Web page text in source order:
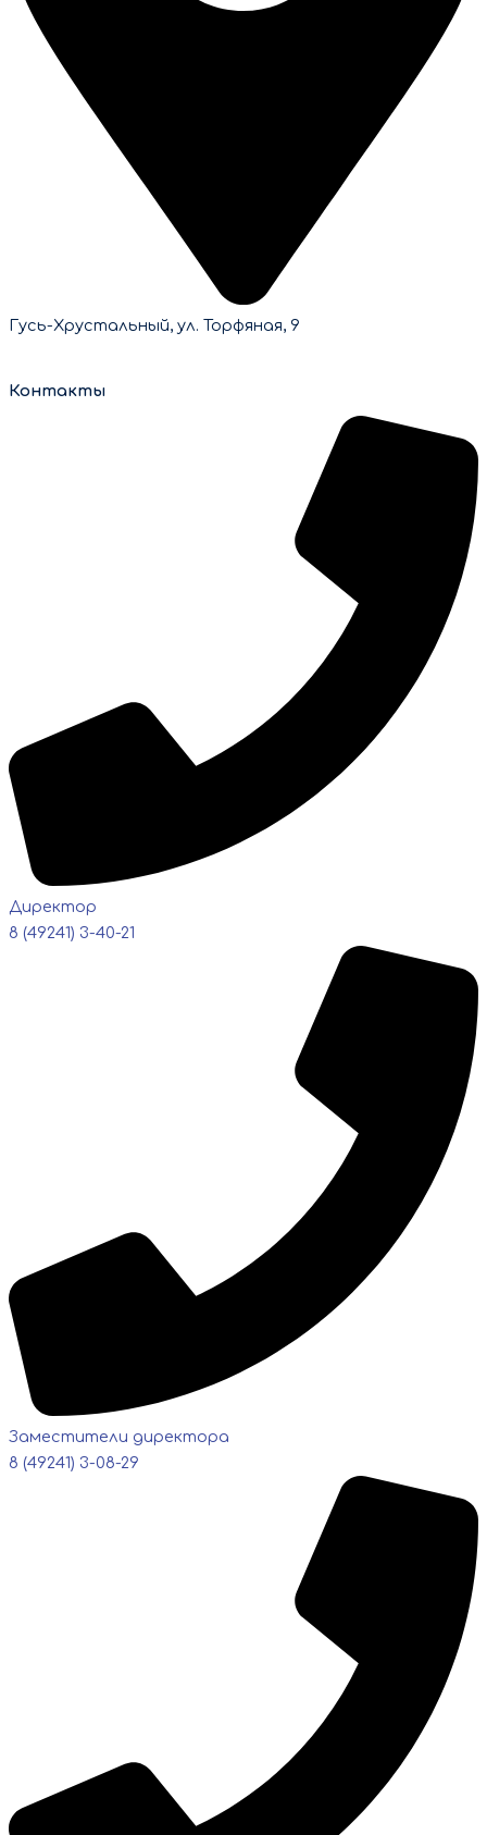
Гусь-Хрустальный, ул. Торфяная, 9
Контакты
Директор
8 (49241) 3-40-21
Заместители директора
8 (49241) 3-08-29